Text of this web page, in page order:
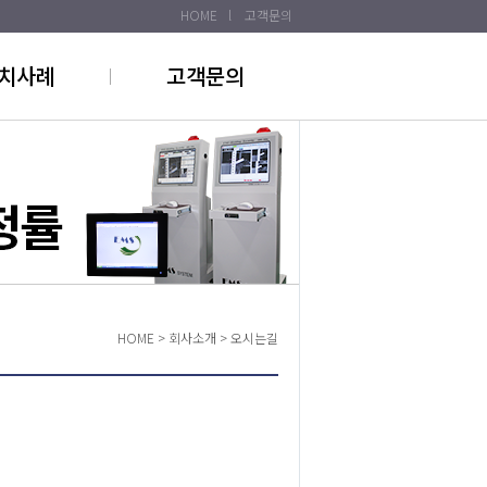
HOME l 고객문의
사례 고객문의
HOME > 회사소개 >오시는길